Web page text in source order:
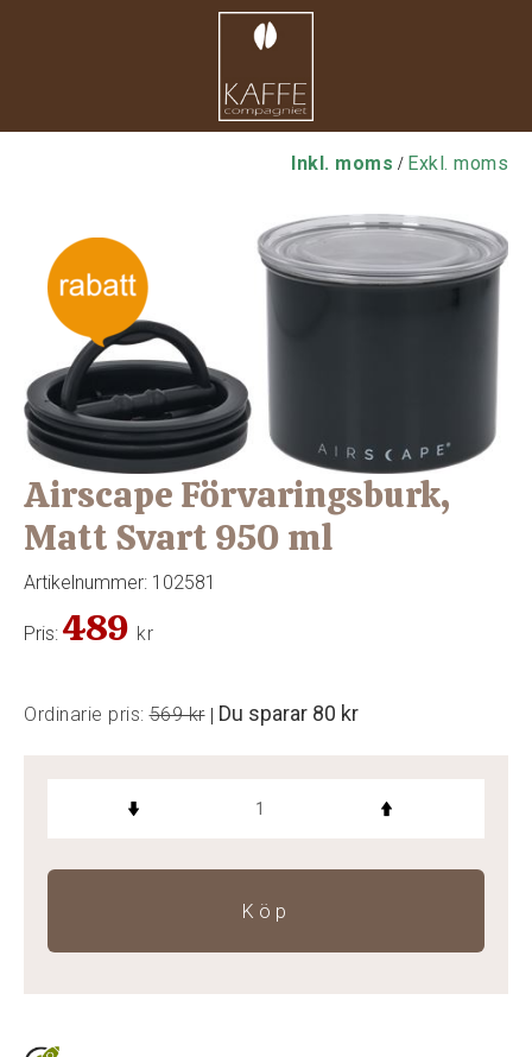
Inkl. moms / Exkl. moms
Airscape Förvaringsburk,
Matt Svart 950 ml
Artikelnummer: 102581
Pris: 489 kr
Ordinarie pris: 569 kr| Du sparar 80 kr
Köp